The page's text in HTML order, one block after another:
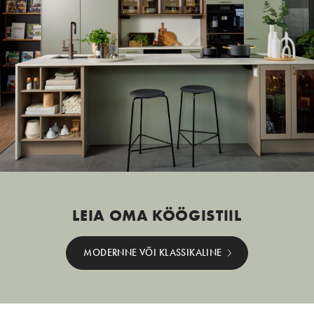
LEIA OMA KÖÖGISTIIL
MODERNNE VÕI KLASSIKALINE